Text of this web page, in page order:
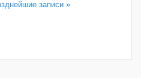
записи »